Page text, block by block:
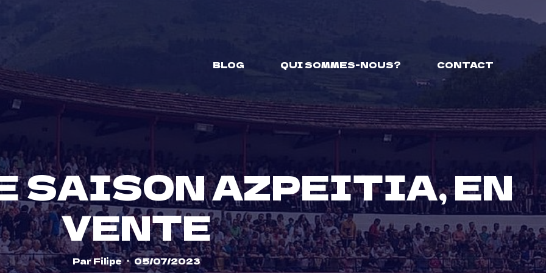
BLOG
QUI SOMMES-NOUS? CONTACT
SAISON AZPEITIA, EN
VENTE
Par Filipe 05/07/2023